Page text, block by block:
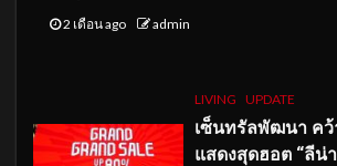
2 เดือน ago admin
LIVING UPDATE
เซ็นทรัลพัฒนา คว้
แสดงสุดฮอต “ลีน่